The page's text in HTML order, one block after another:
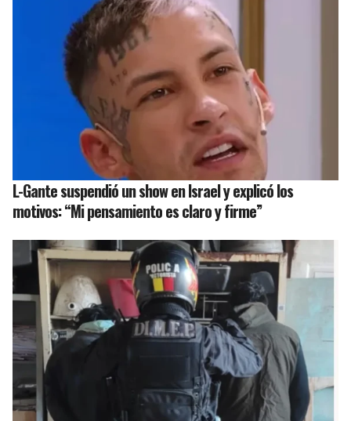
L-Gante suspendió un show en Israel y explicó los
motivos: “Mi pensamiento es claro y firme”